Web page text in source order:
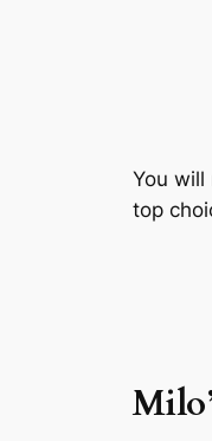
You
top